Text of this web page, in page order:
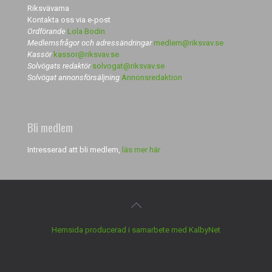
Riksvävarna
Kontakta oss via e-post
Ordförande Lola Bodin
Medlemsfrågor och adressändringarmedlem@riksvav.se
Kassör kassor@riksvav.se
Solvögats redaktör solvogat@riksvav.se
Solvögat annonsförsäljning Annonsredaktion
Bli medlem
Intresserad att bli medlem, läs mer här
Hemsida producerad i samarbete med KalbyNet